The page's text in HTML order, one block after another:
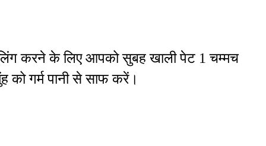
करने के लिए आपको सुबह खाली पेट 1 चम्मच
गर्म पानी से साफ करें।